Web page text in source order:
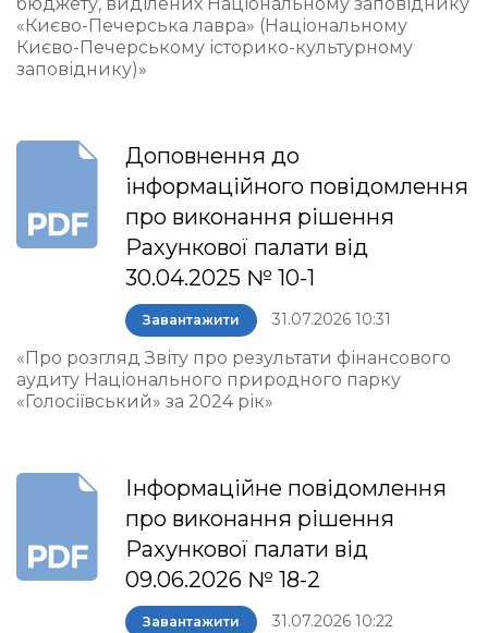
«Києво-Печерська лавра» (Національному
Києво-Печерському історико-культурному
заповіднику)»
Доповнення до
інформаційного повідомлення
про виконання рішення
Рахункової палати від
30.04.2025 № 10-1
Завантажити 31.07.2026 10:31
«Про розгляд Звіту про результати фінансового
аудиту Національного природного парку
«Голосіївський» за 2024 рік»
Інформаційне повідомлення
про виконання рішення
Рахункової палати від
09.06.2026 № 18-2
Завантажити 31.07.2026 10:22